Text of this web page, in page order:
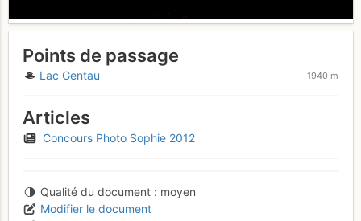
Points de passage
Lac Gentau 1940 m
Articles
Concours Photo Sophie 2012
Qualité du document
moyen
Modifier le document